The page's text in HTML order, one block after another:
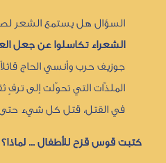
السؤال هل يستمع الشعر
الشعراء تكاسلوا عن جعل
جوزيف حرب وأنسي الحاج
الملذّات التي تحوّلت إلى
في القتل، قتل كل شيء
كتبت قوس قزح للأطفال ... لماذا؟